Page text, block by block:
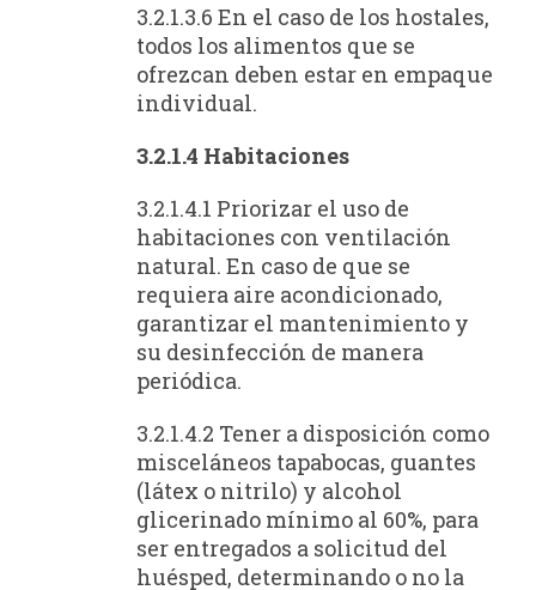
3.2.1.3.6 En el caso de los hostales,
todos los alimentos que se
ofrezcan deben estar en empaque
individual.
3.2.1.4 Habitaciones
3.2.1.4.1 Priorizar el uso de
habitaciones con ventilación
natural. En caso de que se
requiera aire acondicionado,
garantizar el mantenimiento y
su desinfección de manera
periódica.
3.2.1.4.2 Tener a disposición como
misceláneos tapabocas, guantes
(látex o nitrilo) y alcohol
glicerinado mínimo al 60%, para
ser entregados a solicitud del
huésped, determinando o no la